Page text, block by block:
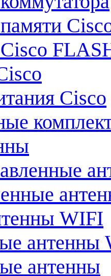
Cisco
WIFI
антенны
антенны